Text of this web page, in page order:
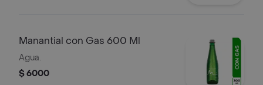
Manantial con Gas 600 Ml
Agua.
$ 6000